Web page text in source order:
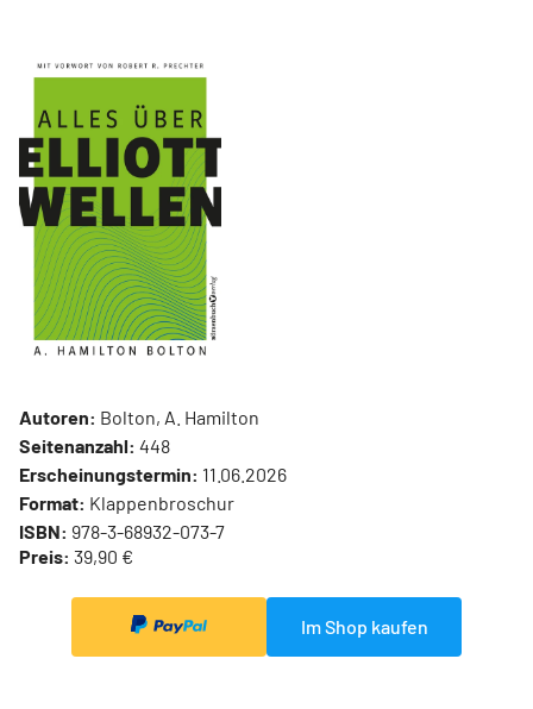
Autoren: Bolton, A. Hamilton
Seitenanzahl: 448
Erscheinungstermin: 11.06.2026
Format: Klappenbroschur
ISBN: 978-3-68932-073-7
Preis: 39,90 €
Im Shop kaufen